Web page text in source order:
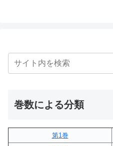
巻数による分類
第1巻